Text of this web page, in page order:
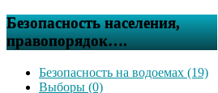
Безопасность населения,
правопорядок….
Безопасность на водоемах (19)
Выборы (0)